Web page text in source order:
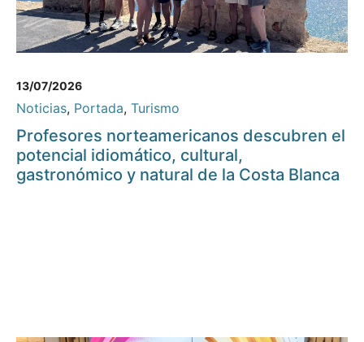
13/07/2026
Noticias, Portada, Turismo
Profesores norteamericanos descubren el
potencial idiomático, cultural,
gastronómico y natural de la Costa Blanca